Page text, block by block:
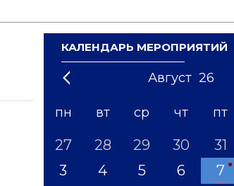
КАЛЕНДАРЬ МЕРОПРИЯТИЙ
Август 26
1 3 5 8
'21 '23 '24 '25 '26 '27 '28
пн вт ср чт пт
27 28 29 30 31
3
4 5 6 7